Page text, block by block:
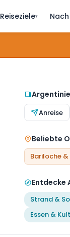
Reiseziele▾
Anreise
Beliebte
Bariloche
Entdecke
Strand &
Essen &